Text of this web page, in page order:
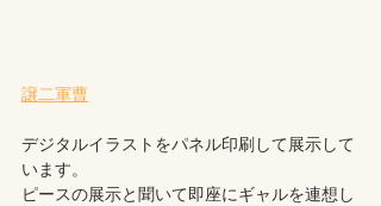
譲二軍曹
デジタルイラストをパネル印刷して展示して
います。
ピースの展示と聞いて即座にギャルを連想し